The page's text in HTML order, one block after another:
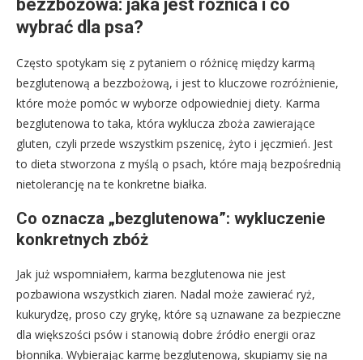
bezzbożowa: jaka jest różnica i co
wybrać dla psa?
Często spotykam się z pytaniem o różnicę między karmą
bezglutenową a bezzbożową, i jest to kluczowe rozróżnienie,
które może pomóc w wyborze odpowiedniej diety. Karma
bezglutenowa to taka, która wyklucza zboża zawierające
gluten, czyli przede wszystkim pszenicę, żyto i jęczmień. Jest
to dieta stworzona z myślą o psach, które mają bezpośrednią
nietolerancję na te konkretne białka.
Co oznacza „bezglutenowa”: wykluczenie
konkretnych zbóż
Jak już wspomniałem, karma bezglutenowa nie jest
pozbawiona wszystkich ziaren. Nadal może zawierać ryż,
kukurydzę, proso czy grykę, które są uznawane za bezpieczne
dla większości psów i stanowią dobre źródło energii oraz
błonnika. Wybierając karmę bezglutenową, skupiamy się na